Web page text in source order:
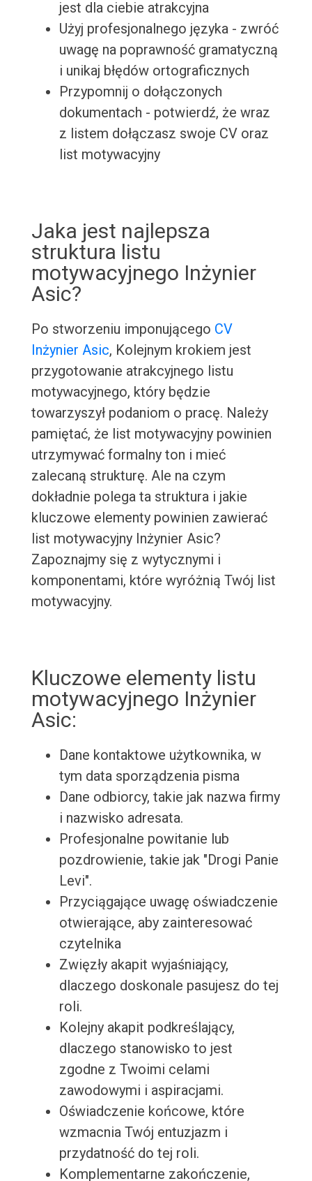
jest dla ciebie atrakcyjna
Użyj profesjonalnego języka - zwróć
uwagę na poprawność gramatyczną
i unikaj błędów ortograficznych
Przypomnij o dołączonych
dokumentach - potwierdź, że wraz
z listem dołączasz swoje CV oraz
list motywacyjny
Jaka jest najlepsza
struktura listu
motywacyjnego Inżynier
Asic?
Po stworzeniu imponującego CV
Inżynier Asic, Kolejnym krokiem jest
przygotowanie atrakcyjnego listu
motywacyjnego, który będzie
towarzyszył podaniom o pracę. Należy
pamiętać, że list motywacyjny powinien
utrzymywać formalny ton i mieć
zalecaną strukturę. Ale na czym
dokładnie polega ta struktura i jakie
kluczowe elementy powinien zawierać
list motywacyjny Inżynier Asic?
Zapoznajmy się z wytycznymi i
komponentami, które wyróżnią Twój list
motywacyjny.
Kluczowe elementy listu
motywacyjnego Inżynier
Asic:
Dane kontaktowe użytkownika, w
tym data sporządzenia pisma
Dane odbiorcy, takie jak nazwa firmy
i nazwisko adresata.
Profesjonalne powitanie lub
pozdrowienie, takie jak "Drogi Panie
Levi".
Przyciągające uwagę oświadczenie
otwierające, aby zainteresować
czytelnika
Zwięzły akapit wyjaśniający,
dlaczego doskonale pasujesz do tej
roli.
Kolejny akapit podkreślający,
dlaczego stanowisko to jest
zgodne z Twoimi celami
zawodowymi i aspiracjami.
Oświadczenie końcowe, które
wzmacnia Twój entuzjazm i
przydatność do tej roli.
Komplementarne zakończenie,